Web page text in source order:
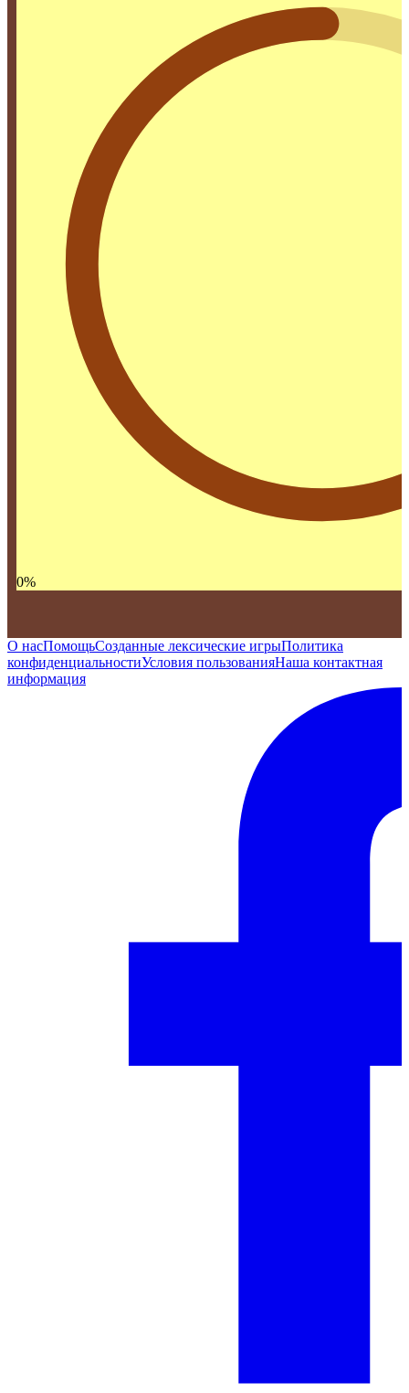
0%
О насПомощьСозданные лексические игрыПолитика
конфиденциальностиУсловия пользованияНаша контактная
информация